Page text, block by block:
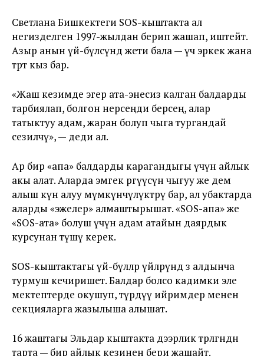
Светлана Бишкектеги SOS-кыштакта ал
негизделген 1997-жылдан берип жашап, иштейт.
Азыр анын үй-бүлөсүндө жети бала — үч эркек жана
төрт кыз бар.
«Жаш кезимде эгер ата-энесиз калган балдарды
тарбиялап, болгон нерсеңди берсең, алар
татыктуу адам, жаран болуп чыга тургандай
сезилчү», — деди ал.
Ар бир «апа» балдарды карагандыгы үчүн айлык
акы алат. Аларда эмгек өргүүсүнө чыгуу же дем
алыш күн алуу мүмкүнчүлүктөрү бар, ал убактарда
аларды «эжелер» алмаштырышат. «SOS-апа» же
«SOS-ата» болуш үчүн адам атайын даярдык
курсунан өтүшү керек.
SOS-кыштактагы үй-бүлөлөр үйлөрүндө өз алдынча
турмуш кечиришет. Балдар болсо кадимки эле
мектептерде окушуп, түрдүү ийримдер менен
секцияларга жазылыша алышат.
16 жаштагы Эльдар кыштакта дээрлик төрөлгөндөн
тарта — бир айлык кезинен бери жашайт.